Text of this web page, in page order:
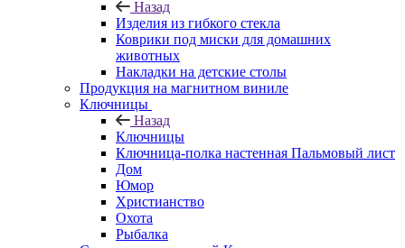
Назад
Изделия из гибкого стекла
Коврики под миски для домашних
животных
Накладки на детские столы
Продукция на магнитном виниле
Ключницы
Назад
Ключницы
Ключница-полка настенная Пальмовый лист
Дом
Юмор
Христианство
Охота
Рыбалка